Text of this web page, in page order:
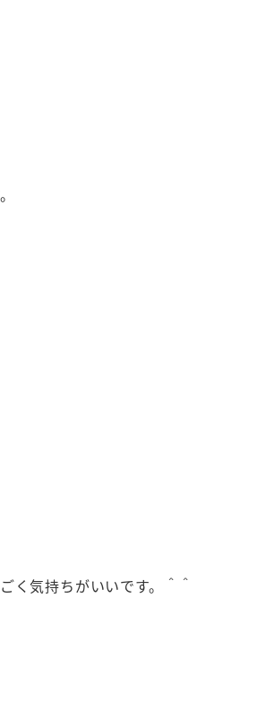
く気持ちがいいです。＾＾